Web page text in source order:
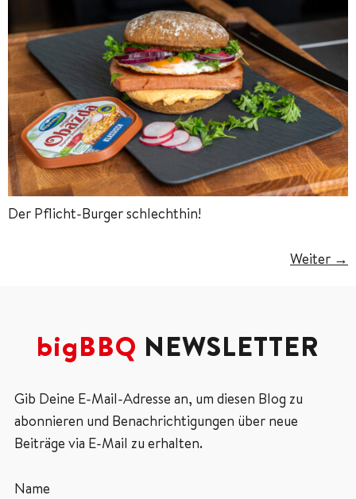
Der Pflicht-Burger schlechthin!
Weiter →
bigBBQ NEWSLETTER
Gib Deine E-Mail-Adresse an, um diesen Blog zu
abonnieren und Benachrichtigungen über neue
Beiträge via E-Mail zu erhalten.
Name